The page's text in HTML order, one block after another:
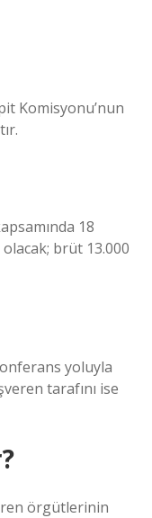
Komisyonu’nun
18
brüt 13.000
yoluyla
tarafını ise
örgütlerinin